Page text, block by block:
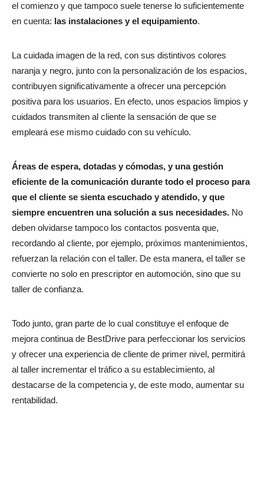
el comienzo y que tampoco suele tenerse lo suficientemente
en cuenta: las instalaciones y el equipamiento.
La cuidada imagen de la red, con sus distintivos colores
naranja y negro, junto con la personalización de los espacios,
contribuyen significativamente a ofrecer una percepción
positiva para los usuarios. En efecto, unos espacios limpios y
cuidados transmiten al cliente la sensación de que se
empleará ese mismo cuidado con su vehículo.
Áreas de espera, dotadas y cómodas, y una gestión
eficiente de la comunicación durante todo el proceso para
que el cliente se sienta escuchado y atendido, y que
siempre encuentren una solución a sus necesidades. No
deben olvidarse tampoco los contactos posventa que,
recordando al cliente, por ejemplo, próximos mantenimientos,
refuerzan la relación con el taller. De esta manera, el taller se
convierte no solo en prescriptor en automoción, sino que su
taller de confianza.
Todo junto, gran parte de lo cual constituye el enfoque de
mejora continua de BestDrive para perfeccionar los servicios
y ofrecer una experiencia de cliente de primer nivel, permitirá
al taller incrementar el tráfico a su establecimiento, al
destacarse de la competencia y, de este modo, aumentar su
rentabilidad.